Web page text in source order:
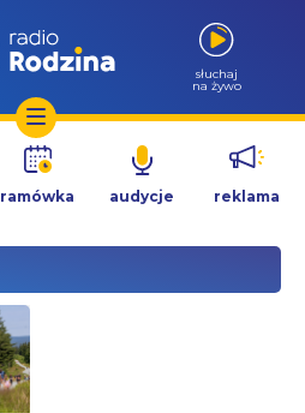
słuchaj
na żywo
ramówka audycje reklama